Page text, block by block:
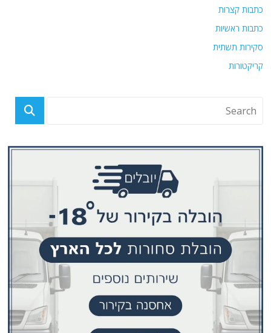
כתבות קצרות
כתבות ראשיות
סקירות תשתית
קריקטורות